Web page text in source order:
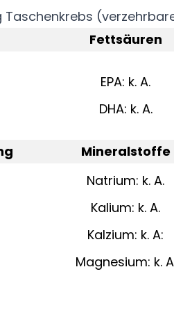
Taschenkrebs
Fettsäuren
EPA: k. A.
DHA: k. A.
Mineralstoffe
Natrium: k. A.
Kalium: k. A.
Kalzium: k. A:
Magnesium: k.